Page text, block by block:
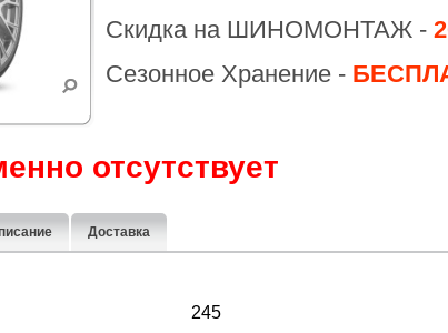
Скидка на ШИНОМОНТАЖ -
Сезонное Хранение -
отсутствует
Доставка
245